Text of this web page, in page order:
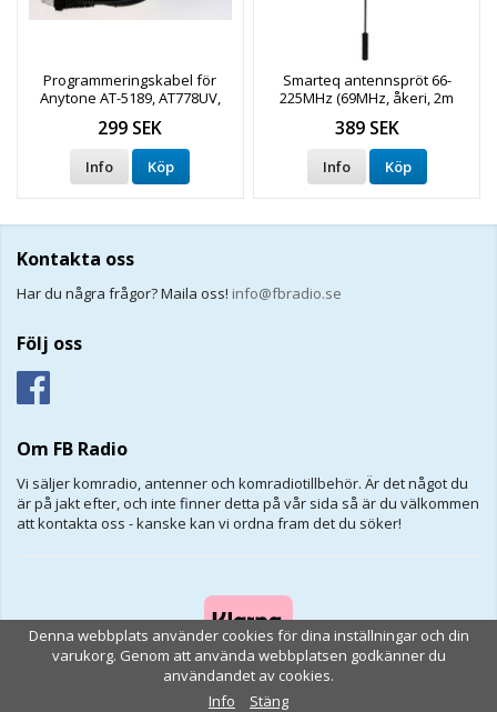
Programmeringskabel för
Anytone AT-5189, AT778UV,
299 SEK
Info Köp
Smarteq antennspröt 66-
225MHz (69MHz, åkeri, 2m
389 SEK
Info Köp
Kontakta oss
Har du några frågor? Maila oss! info@fbradio.se
Följ oss
Om FB Radio
Vi säljer komradio, antenner och komradiotillbehör. Är det något du
är på jakt efter, och inte finner detta på vår sida så är du välkommen
att kontakta oss - kanske kan vi ordna fram det du söker!
Denna webbplats använder cookies för dina inställningar och din
varukorg. Genom att använda webbplatsen godkänner du
användandet av cookies.
Info
Stäng